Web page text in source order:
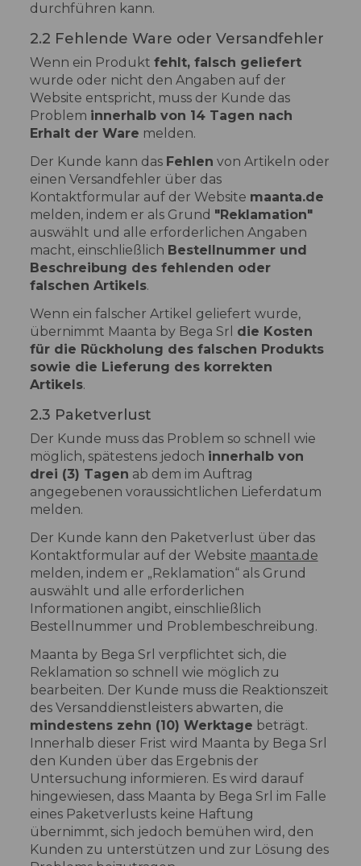
durchführen kann.
2.2 Fehlende Ware oder Versandfehler
Wenn ein Produkt fehlt, falsch geliefert
wurde oder nicht den Angaben auf der
Website entspricht, muss der Kunde das
Problem innerhalb von 14 Tagen nach
Erhalt der Ware melden.
Der Kunde kann das Fehlen von Artikeln oder
einen Versandfehler über das
Kontaktformular auf der Website maanta.de
melden, indem er als Grund "Reklamation"
auswählt und alle erforderlichen Angaben
macht, einschließlich Bestellnummer und
Beschreibung des fehlenden oder
falschen Artikels.
Wenn ein falscher Artikel geliefert wurde,
übernimmt Maanta by Bega Srl die Kosten
für die Rückholung des falschen Produkts
sowie die Lieferung des korrekten
Artikels.
2.3 Paketverlust
Der Kunde muss das Problem so schnell wie
möglich, spätestens jedoch innerhalb von
drei (3) Tagen ab dem im Auftrag
angegebenen voraussichtlichen Lieferdatum
melden.
Der Kunde kann den Paketverlust über das
Kontaktformular auf der Website maanta.de
melden, indem er „Reklamation“ als Grund
auswählt und alle erforderlichen
Informationen angibt, einschließlich
Bestellnummer und Problembeschreibung.
Maanta by Bega Srl verpflichtet sich, die
Reklamation so schnell wie möglich zu
bearbeiten. Der Kunde muss die Reaktionszeit
des Versanddienstleisters abwarten, die
mindestens zehn (10) Werktage beträgt.
Innerhalb dieser Frist wird Maanta by Bega Srl
den Kunden über das Ergebnis der
Untersuchung informieren. Es wird darauf
hingewiesen, dass Maanta by Bega Srl im Falle
eines Paketverlusts keine Haftung
übernimmt, sich jedoch bemühen wird, den
Kunden zu unterstützen und zur Lösung des